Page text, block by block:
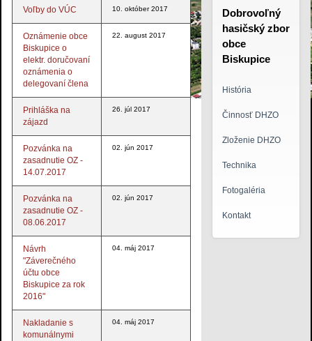
logo3.jpg
Voľby do VÚC 10. október 2017
Oznámenie obce
Biskupice o
elektr. doručovaní
oznámenia o
delegovaní člena
22. august 2017
Prihláška na
zájazd
26. júl 2017
Pozvánka na
zasadnutie OZ -
14.07.2017
02. jún 2017
Pozvánka na
zasadnutie OZ -
08.06.2017
02. jún 2017
Návrh
"Záverečného
účtu obce
Biskupice za rok
2016"
04. máj 2017
Nakladanie s
komunálnymi
04. máj 2017
Dobrovoľný
hasičský zbor
obce
Biskupice
História
Činnosť DHZO
Zloženie DHZO
Technika
Fotogaléria
Kontakt